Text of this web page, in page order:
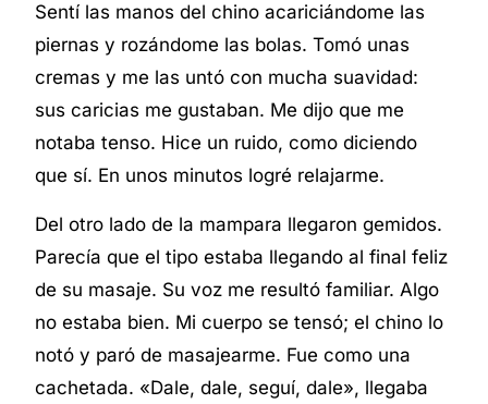
Sentí las manos del chino acariciándome las
piernas y rozándome las bolas. Tomó unas
cremas y me las untó con mucha suavidad:
sus caricias me gustaban. Me dijo que me
notaba tenso. Hice un ruido, como diciendo
que sí. En unos minutos logré relajarme.
Del otro lado de la mampara llegaron gemidos.
Parecía que el tipo estaba llegando al final feliz
de su masaje. Su voz me resultó familiar. Algo
no estaba bien. Mi cuerpo se tensó; el chino lo
notó y paró de masajearme. Fue como una
cachetada. «Dale, dale, seguí, dale», llegaba